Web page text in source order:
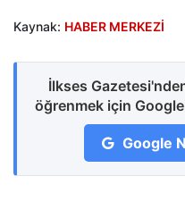
Kaynak: HABER MERKEZİ
İlkses
öğrenmek için
Google